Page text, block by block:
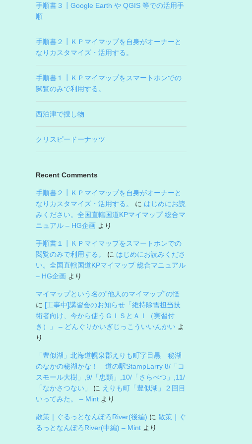
手順書３┃Google Earth や QGIS 等での活用手
順
手順書２┃ＫＰマイマップを自身がオーナーと
なりカスタマイズ・活用する。
手順書１┃ＫＰマイマップをスマートホンでの
閲覧のみで利用する。
西泊津で捜し物
クリスピードーナッツ
Recent Comments
手順書２┃ＫＰマイマップを自身がオーナーと
なりカスタマイズ・活用する。
に はじめにお読
みください。全国直轄国道KPマイマップ 総合マ
ニュアル – HG企画 より
手順書１┃ＫＰマイマップをスマートホンでの
閲覧のみで利用する。
に はじめにお読みくださ
い。全国直轄国道KPマイマップ 総合マニュアル
– HG企画 より
マイマップという名の”他人のマイマップ”の怪
に [工事中]講習会のお知らせ「維持除雪担当技
術者向け、今から使うＧＩＳとＡＩ（実習付
き）」 – どんぐりかいぎじっこういいんかい よ
り
「豊似湖」北海道幌泉郡えりも町字目黒 秘湖
のなかの秘湖かな！ 道の駅StampLarry 8/「コ
スモール大樹」,9/「忠類」,10/「さらべつ」,11/
「なかさつない」
に えりも町「豊似湖」２回目
いってみた。 – Mint より
散策｜ぐるっとなんぽろRiver(後編) に 散策｜ぐ
るっとなんぽろRiver(中編) – Mint より